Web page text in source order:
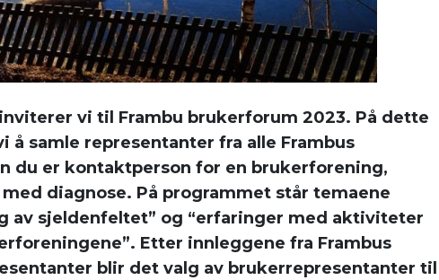
vi til Frambu brukerforum 2023. På dette
samle representanter fra alle Frambus
du er kontaktperson for en brukerforening,
diagnose. På programmet står temaene
av sjeldenfeltet” og “erfaringer med aktiviteter
Etter innleggene fra Frambus
blir det valg av brukerrepresentanter til